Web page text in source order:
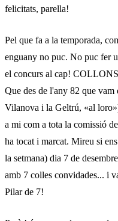
felicitats, parella!
Pel que fa a la temporada,
enguany no puc. No puc fer
el concurs al cap!
Que des de l'any 82 que vam
Vilanova i la Geltrú, «al
a mi com a tota la comissió
ha tocat i marcat. Mireu si
la setmana) dia 7 de
amb 7 colles convidades... i
Pilar de 7!